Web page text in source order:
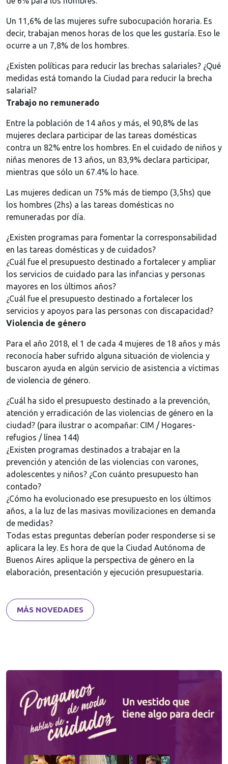
Un 11,6% de las mujeres sufre subocupación horaria. Es
decir, trabajan menos horas de los que les gustaría. Eso le
ocurre a un 7,8% de los hombres.
¿Existen políticas para reducir las brechas salariales? ¿Qué
medidas está tomando la Ciudad para reducir la brecha
salarial?
Trabajo no remunerado
Entre la población de 14 años y más, el 90,8% de las
mujeres declara participar de las tareas domésticas
contra un 82% entre los hombres. En el cuidado de niños y
niñas menores de 13 años, un 83,9% declara participar,
mientras que sólo un 67.4% lo hace.
Las mujeres dedican un 75% más de tiempo (3,5hs) que
los hombres (2hs) a las tareas domésticas no
remuneradas por día.
¿Existen programas para fomentar la corresponsabilidad
en las tareas domésticas y de cuidados?
¿Cuál fue el presupuesto destinado a fortalecer y ampliar
los servicios de cuidado para las infancias y personas
mayores en los últimos años?
¿Cuál fue el presupuesto destinado a fortalecer los
servicios y apoyos para las personas con discapacidad?
Violencia de género
Para el año 2018, el 1 de cada 4 mujeres de 18 años y más
reconocía haber sufrido alguna situación de violencia y
buscaron ayuda en algún servicio de asistencia a víctimas
de violencia de género.
¿Cuál ha sido el presupuesto destinado a la prevención,
atención y erradicación de las violencias de género en la
ciudad? (para ilustrar o acompañar: CIM / Hogares-
refugios / línea 144)
¿Existen programas destinados a trabajar en la
prevención y atención de las violencias con varones,
adolescentes y niños? ¿Con cuánto presupuesto han
contado?
¿Cómo ha evolucionado ese presupuesto en los últimos
años, a la luz de las masivas movilizaciones en demanda
de medidas?
Todas estas preguntas deberían poder responderse si se
aplicara la ley. Es hora de que la Ciudad Autónoma de
Buenos Aires aplique la perspectiva de género en la
elaboración, presentación y ejecución presupuestaria.
MÁS NOVEDADES